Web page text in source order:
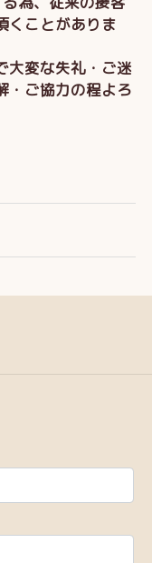
くことがありま
大変な失礼・ご迷
・ご協力の程よろ